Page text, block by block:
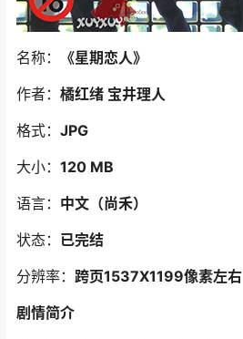
名称：
《星期恋人》
作者： 橘红绪 宝井理人
格式： JPG
大小： 120 MB
语言： 中文（尚禾）
状态： 已完结
分辨率： 跨页1537X1199像素左右
剧情简介